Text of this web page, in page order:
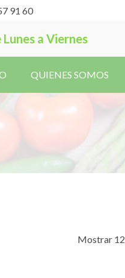
91 60
a Viernes
QUIENES SOMOS
Mostrar 12